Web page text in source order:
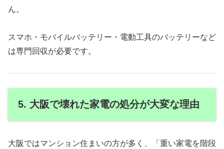
ん。
スマホ・モバイルバッテリー・電動工具のバッテリーなど
は専門回収が必要です。
5. 大阪で壊れた家電の処分が大変な理由
大阪ではマンション住まいの方が多く、「重い家電を階段